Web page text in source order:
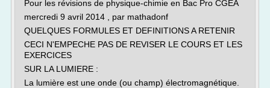
Pour les révisions de physique-chimie en Bac Pro CGEA
mercredi 9 avril 2014 , par mathadonf
QUELQUES FORMULES ET DEFINITIONS A RETENIR
CECI N'EMPECHE PAS DE REVISER LE COURS ET LES
EXERCICES
SUR LA LUMIERE :
La lumière est une onde (ou champ) électromagnétique.